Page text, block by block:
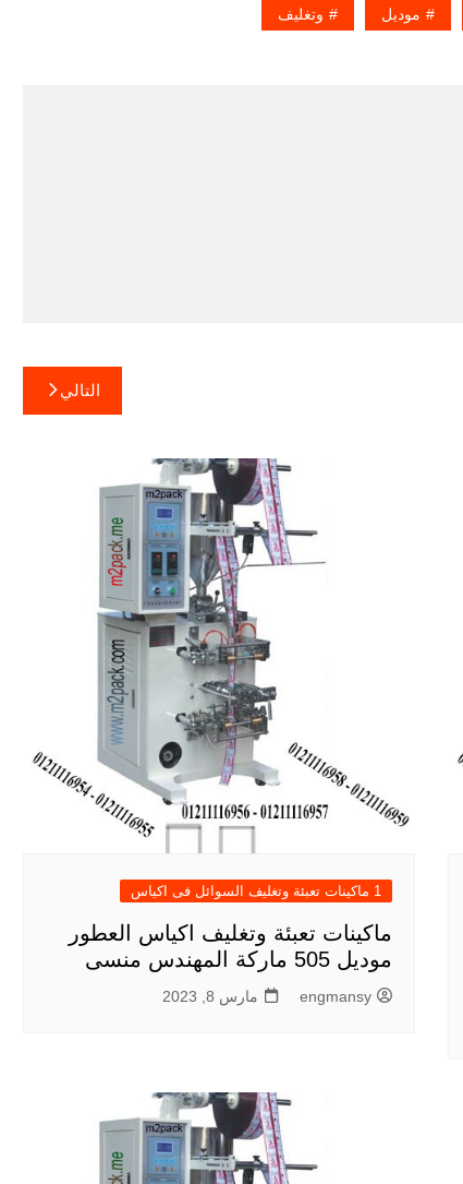
موديل وتغليف
التالي
1 ماكينات تعبئة وتغليف السوائل فى اكياس
ماكينات تعبئة وتغليف اكياس العطور
موديل 505 ماركة المهندس منسى
engmansy مارس 8, 2023